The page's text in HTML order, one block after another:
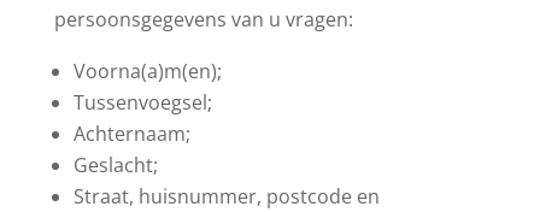
persoonsgegevens van u vragen:
Voorna(a)m(en);
Tussenvoegsel;
Achternaam;
Geslacht;
Straat, huisnummer, postcode en